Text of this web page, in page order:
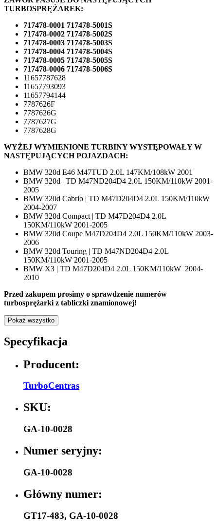
TURBOSPRĘŻAREK:
717478-0001 717478-5001S
717478-0002 717478-5002S
717478-0003 717478-5003S
717478-0004 717478-5004S
717478-0005 717478-5005S
717478-0006 717478-5006S
11657787628
11657793093
11657794144
7787626F
7787626G
7787627G
7787628G
WYŻEJ WYMIENIONE TURBINY WYSTĘPOWAŁY W
NASTĘPUJĄCYCH POJAZDACH:
BMW 320d E46 M47TUD 2.0L 147KM/108kW 2001
BMW 320d | TD M47ND204D4 2.0L 150KM/110kW 2001-
2005
BMW 320d Cabrio | TD M47D204D4 2.0L 150KM/110kW
2004-2007
BMW 320d Compact | TD M47D204D4 2.0L
150KM/110kW 2001-2005
BMW 320d Coupe M47D204D4 2.0L 150KM/110kW 2003-
2006
BMW 320d Touring | TD M47ND204D4 2.0L
150KM/110kW 2001-2005
BMW X3 | TD M47D204D4 2.0L 150KM/110kW 2004-
2010
Przed zakupem prosimy o sprawdzenie numerów
turbosprężarki z tabliczki znamionowej!
Pokaż wszystko
Specyfikacja
Producent:
TurboCentras
SKU:
GA-10-0028
Numer seryjny:
GA-10-0028
Główny numer:
GT17-483, GA-10-0028